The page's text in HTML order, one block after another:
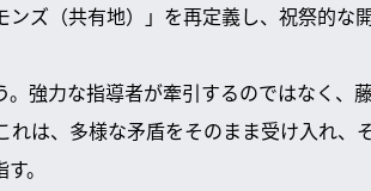
ズ（共有地）」を再定義し、祝祭的な
強力な指導者が牽引するのではなく、
は、多様な矛盾をそのまま受け入れ、
。